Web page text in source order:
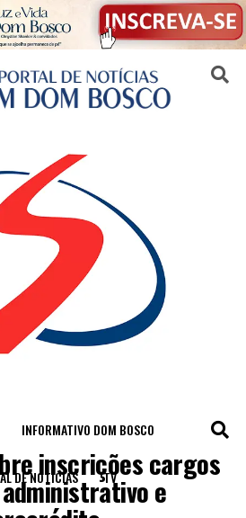
INFORMATIVO DOM BOSCO
DE NOTÍCIAS TV
inscrições cargos
e
versão mobile